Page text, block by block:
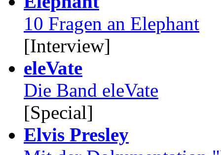
10 Fragen an Elephant
[Interview]
eleVate
Die Band eleVate
[Special]
Elvis Presley